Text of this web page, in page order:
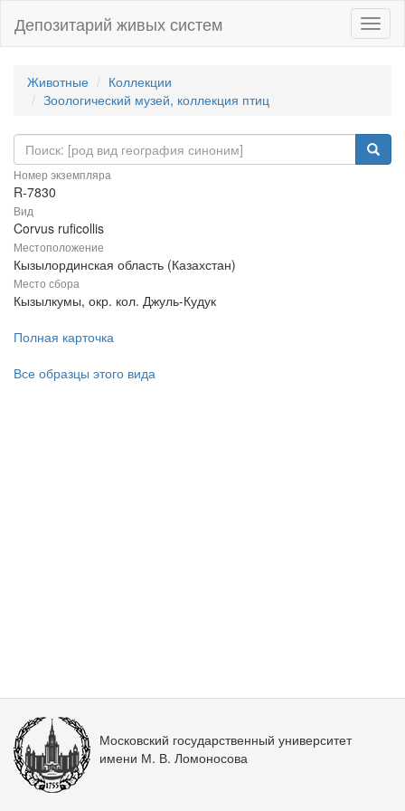
Депозитарий живых систем
Животные
Коллекции
Зоологический музей, коллекция птиц
Номер экземпляра
R-7830
Вид
Corvus ruficollis
Местоположение
Кызылординская область (Казахстан)
Место сбора
Кызылкумы, окр. кол. Джуль-Кудук
Полная карточка
Все образцы этого вида
Московский государственный университет
имени М. В. Ломоносова